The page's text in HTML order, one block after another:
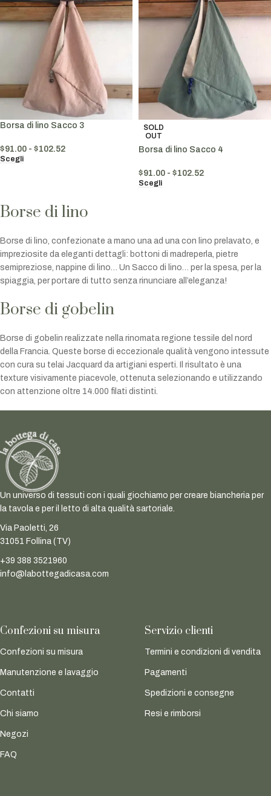
Borsa di lino Sacco 3
$91.00 - $102.52
Scegli
SOLD
OUT
Borsa di lino Sacco 4
$91.00 - $102.52
Scegli
Borse di lino
Borse di lino, confezionate a mano una ad una con lino prelavato, e
impreziosite da eleganti dettagli: bottoni di madreperla, pietre
semipreziose, nappine di lino… Un Sacco di lino… per la spesa, per la
spiaggia, per portare di tutto senza rinunciare all’eleganza!
Borse di gobelin
Borse di gobelin realizzate nella rinomata regione tessile del nord
della Francia. Queste borse di eccezionale qualità vengono intessute
con cura su telai Jacquard da artigiani esperti. Il risultato è una
texture visivamente piacevole, ottenuta selezionando e utilizzando
con attenzione oltre 14.000 filati distinti.
Un universo di tessuti con i quali giochiamo per creare biancheria per
la tavola e per il letto di alta qualità sartoriale.
Via Paoletti, 26
31051 Follina (TV)
+39 388 3521960
info@labottegadicasa.com
Confezioni su misura
Confezioni su misura
Manutenzione e lavaggio
Contatti
Chi siamo
Negozi
FAQ
Servizio clienti
Termini e condizioni di vendita
Pagamenti
Spedizioni e consegne
Resi e rimborsi